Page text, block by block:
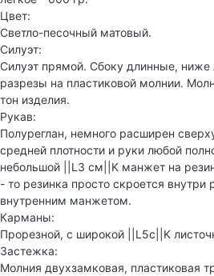
Цвет:
Светло-песочный матовый.
Силуэт:
Силуэт прямой. Сбоку длинные, ниже
разрезы на пластиковой молнии.
тон изделия.
Рукав:
Полуреглан, немного расширен
средней плотности и руки любой
небольшой ||L3 см||K манжет на
- то резинка просто скроется внутри
внутренним манжетом.
Карманы:
Прорезной, с широкой ||L5с||K
Застежка:
Молния двухзамковая, пластиковая